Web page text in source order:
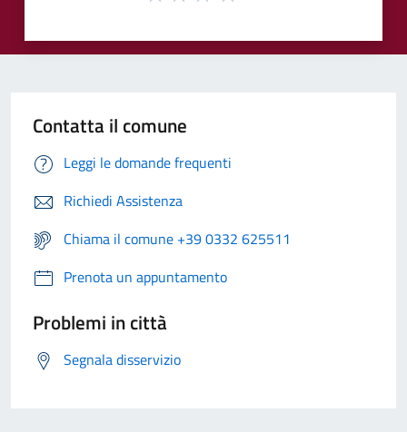
Contatta il comune
Leggi le domande frequenti
Richiedi Assistenza
Chiama il comune +39 0332 625511
Prenota un appuntamento
Problemi in città
Segnala disservizio